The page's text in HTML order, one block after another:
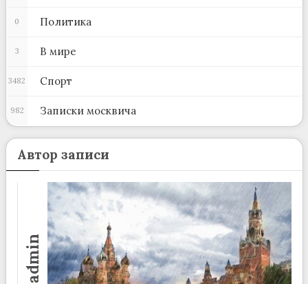
Политика
0
В мире
3
Спорт
3482
Записки москвича
982
Автор записи
admin